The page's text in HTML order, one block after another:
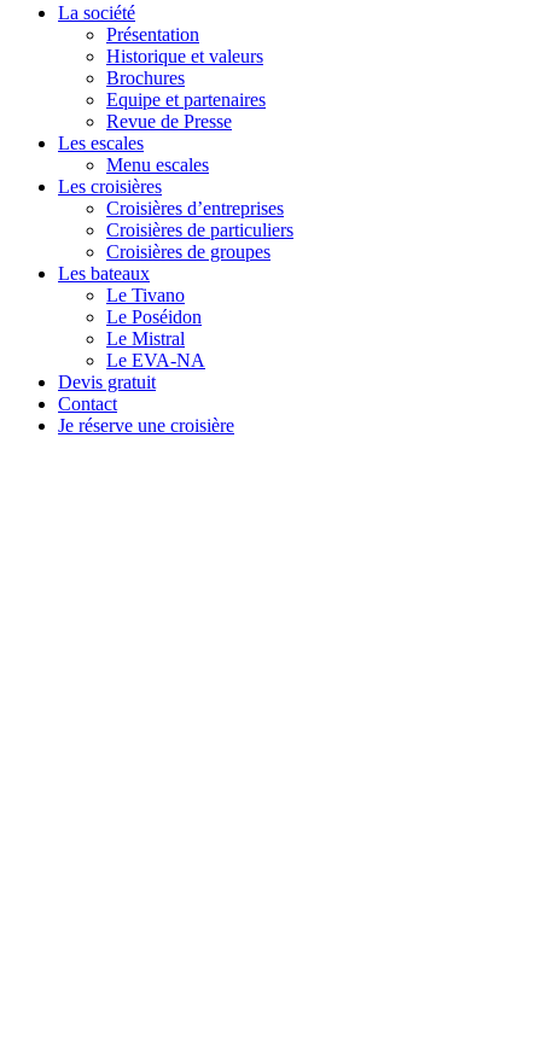
La société
Présentation
Historique et valeurs
Brochures
Equipe et partenaires
Revue de Presse
Les escales
Menu escales
Les croisières
Croisières d’entreprises
Croisières de particuliers
Croisières de groupes
Les bateaux
Le Tivano
Le Poséidon
Le Mistral
Le EVA-NA
Devis gratuit
Contact
Je réserve une croisière